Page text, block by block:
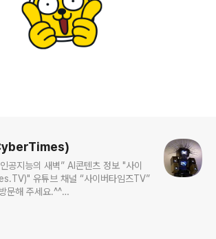
공지능의 새벽” AI콘텐츠 정보 "사이
유튜브 채널 “사이버타임즈TV”
문해 주세요.^^